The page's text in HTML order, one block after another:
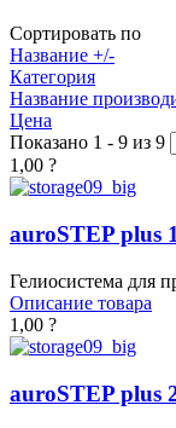
Сортировать по
Название +/-
Категория
Название
Цена
Показано 1 - 9 из 9
1,00 ?
auroSTEP plus
Гелиосистема для
Описание товара
1,00 ?
auroSTEP plus